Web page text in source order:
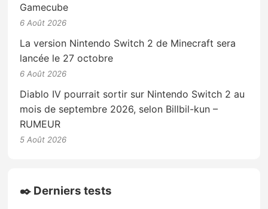
Gamecube
6 Août 2026
La version Nintendo Switch 2 de Minecraft sera
lancée le 27 octobre
6 Août 2026
Diablo IV pourrait sortir sur Nintendo Switch 2 au
mois de septembre 2026, selon Billbil-kun –
RUMEUR
5 Août 2026
✒️ Derniers tests